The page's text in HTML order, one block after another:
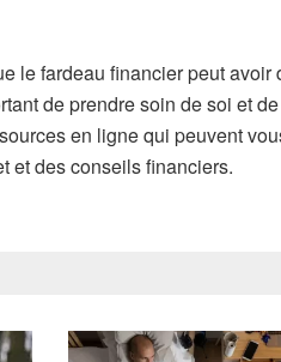
le fardeau financier peut
de prendre soin de soi et
en ligne qui peuvent
et des conseils financiers.